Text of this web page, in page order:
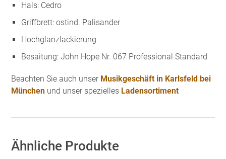
Hals: Cedro
Griffbrett: ostind. Palisander
Hochglanzlackierung
Besaitung: John Hope Nr. 067 Professional Standard
Beachten Sie auch unser Musikgeschäft in Karlsfeld bei
München und unser spezielles Ladensortiment
Ähnliche Produkte